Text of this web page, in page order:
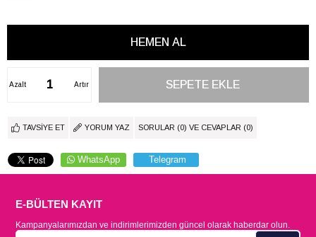
Artır
Azalt
TAVSIYE ET YORUM YAZ SORULAR (0) VE CEVAPLAR (0)
WhatsApp Telegram
E-BÜLTEN KAYIT
Kampanyalarımızdan ve indirimlerimizden güncel olarak haberdar olun.